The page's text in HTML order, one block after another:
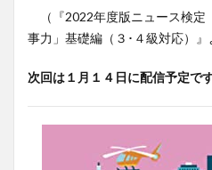
（『2022年度版ニュース検
事力」基礎編（３･４級対応）』
次回は１月１４日に配信予定です